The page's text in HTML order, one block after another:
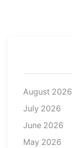
August 2026
July 2026
June 2026
May 2026